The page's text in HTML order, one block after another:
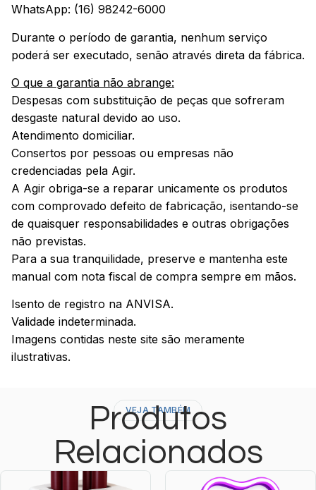
WhatsApp: (16) 98242-6000
Durante o período de garantia, nenhum serviço
poderá ser executado, senão através direta da fábrica.
O que a garantia não abrange:
Despesas com substituição de peças que sofreram
desgaste natural devido ao uso.
Atendimento domiciliar.
Consertos por pessoas ou empresas não
credenciadas pela Agir.
A Agir obriga-se a reparar unicamente os produtos
com comprovado defeito de fabricação, isentando-se
de quaisquer responsabilidades e outras obrigações
não previstas.
Para a sua tranquilidade, preserve e mantenha este
manual com nota fiscal de compra sempre em mãos.
Isento de registro na ANVISA.
Validade indeterminada.
Imagens contidas neste site são meramente
ilustrativas.
VEJA TAMBÉM
Produtos
Relacionados